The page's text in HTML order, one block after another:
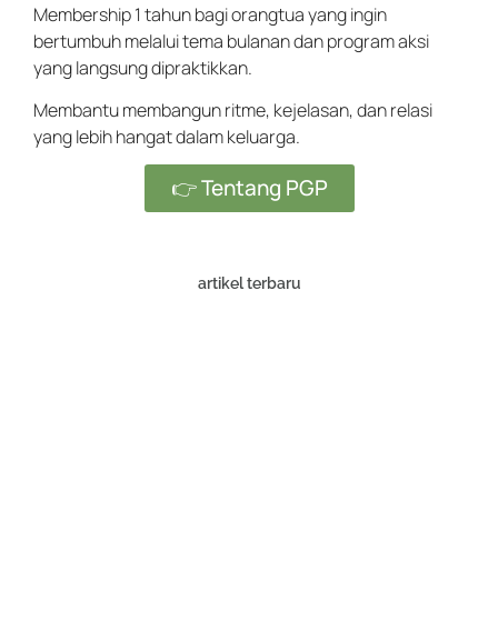
Membership 1 tahun bagi orangtua yang ingin
bertumbuh melalui tema bulanan dan program aksi
yang langsung dipraktikkan.
Membantu membangun ritme, kejelasan, dan relasi
yang lebih hangat dalam keluarga.
👉 Tentang PGP
artikel terbaru